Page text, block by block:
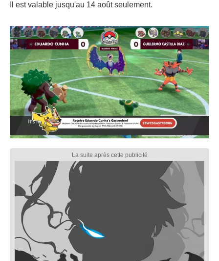
Il est valable jusqu'au 14 août seulement.